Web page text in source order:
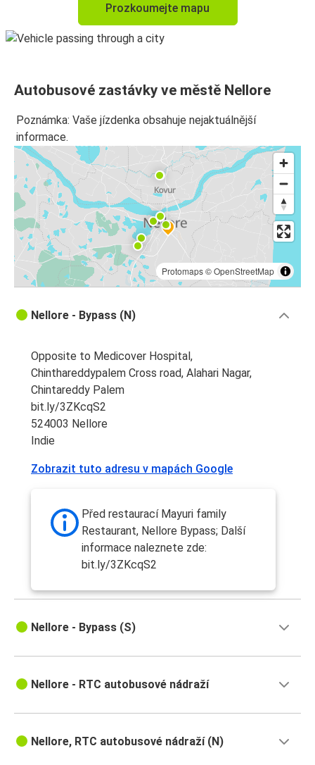
Prozkoumejte mapu
Autobusové zastávky ve městě Nellore
Poznámka: Vaše jízdenka obsahuje nejaktuálnější
informace.
Protomaps©OpenStreetMap
Nellore - Bypass (N)
Opposite to Medicover Hospital,
Chinthareddypalem Cross road, Alahari Nagar,
Chintareddy Palem
bit.ly/3ZKcqS2
524003 Nellore
Indie
Zobrazit tuto adresu v mapách Google
Před restaurací Mayuri family
Restaurant, Nellore Bypass; Další
informace naleznete zde:
bit.ly/3ZKcqS2
Nellore - Bypass (S)
Nellore - RTC autobusové nádraží
Nellore, RTC autobusové nádraží (N)